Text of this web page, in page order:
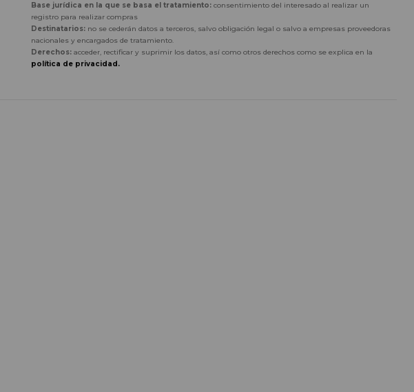
Base jurídica en la que se basa el tratamiento:consentimiento del interesado al realizar un
registro para realizar compras
Destinatarios:no se cederán datos a terceros, salvo obligación legal o salvo a empresas proveedoras
nacionales y encargados de tratamiento.
Derechos:acceder, rectificar y suprimir los datos, así como otros derechos como se explica en la
política de privacidad.